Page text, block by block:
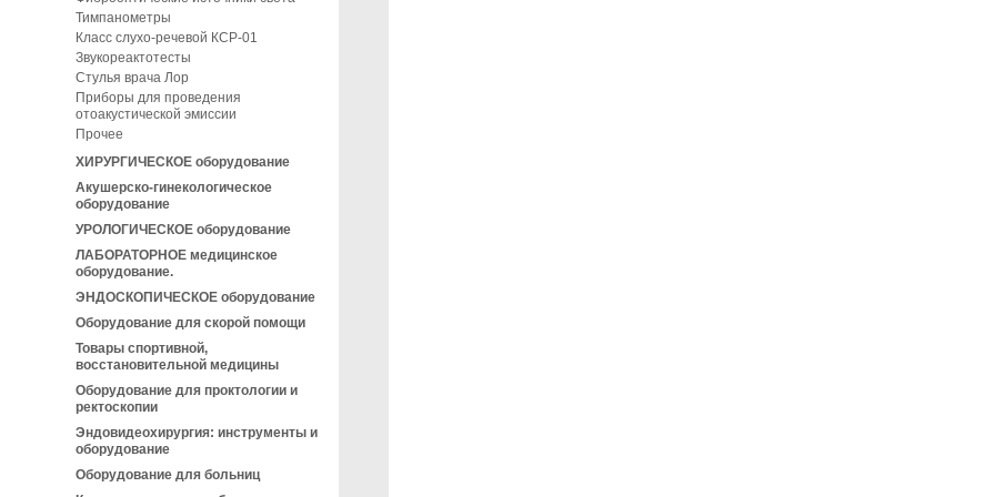
Тимпанометры
Класс слухо-речевой КСР-01
Звукореактотесты
Стулья врача Лор
Приборы для проведения
отоакустической эмиссии
Прочее
ХИРУРГИЧЕСКОЕ оборудование
Акушерско-гинекологическое
оборудование
УРОЛОГИЧЕСКОЕ оборудование
ЛАБОРАТОРНОЕ медицинское
оборудование.
ЭНДОСКОПИЧЕСКОЕ оборудование
Оборудование для скорой помощи
Товары спортивной,
восстановительной медицины
Оборудование для проктологии и
ректоскопии
Эндовидеохирургия: инструменты и
оборудование
Оборудование для больниц